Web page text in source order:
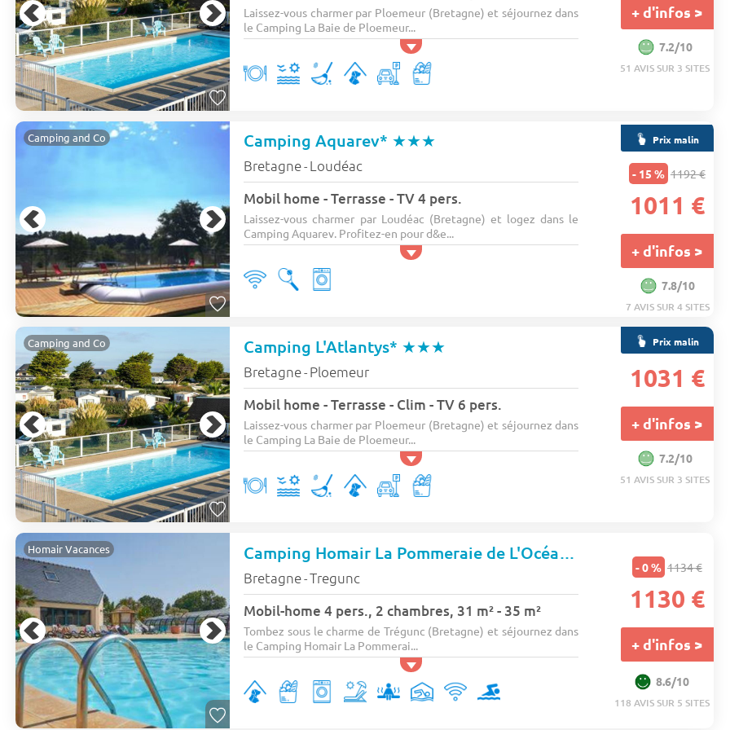
Laissez-vous charmer par Ploemeur (Bretagne) et séjournez dans
le Camping La Baie de Ploemeur...
+ d'infos >
7.2/10
51 AVIS SUR 3 SITES
Camping and Co Camping Aquarev* ★★★
Bretagne- Loudéac
Mobil home - Terrasse - TV 4 pers.
Laissez-vous charmer par Loudéac (Bretagne) et logez dans le
Camping Aquarev. Profitez-en pour d&e...
Prix malin
- 15 % 1192 €
1011 €
+ d'infos >
7.8/10
7 AVIS SUR 4 SITES
Camping and Co Camping L'Atlantys* ★★★
Bretagne- Ploemeur
Mobil home - Terrasse - Clim - TV 6 pers.
Laissez-vous charmer par Ploemeur (Bretagne) et séjournez dans
le Camping La Baie de Ploemeur...
Prix malin
1031 €
+ d'infos >
7.2/10
51 AVIS SUR 3 SITES
Homair Vacances Camping Homair La Pommeraie de L'Océan★★★★
Bretagne-Tregunc
Mobil-home 4 pers., 2 chambres, 31 m² - 35 m²
Tombez sous le charme de Trégunc (Bretagne) et séjournez dans
le Camping Homair La Pommerai...
- 0 % 1134 €
1130 €
+ d'infos >
8.6/10
118 AVIS SUR 5 SITES